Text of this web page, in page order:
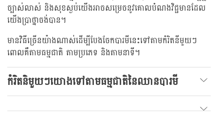
ច្បាស់លាស់ និងសុខស្ងប់យើងអាចសម្រេចនូវគោលបំណងវិជ្ជមានដែល
យើងប្រាថ្នាចង់បាន។
មានវិធីច្រើនយ៉ាងណាស់ដើម្បីបែងចែកបារមីនេះទៅតាមកំរិតនីមួយៗ
ពោលគឺតាមធម្មជាតិ តាមប្រភេទ និងតាមនាទី។
កំរិតនិមួយៗយោងទៅតាមធម្មជាតិនៃឈានបារមី